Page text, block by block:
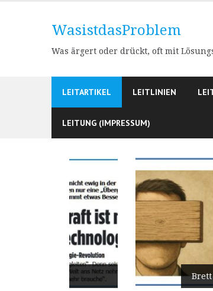
WasistdasProblem
Was ärgert oder drückt, oft mit
LEITARTIKEL LEITLINIEN
LEITUNG (IMPRESSUM)
Brett vorm Kopf